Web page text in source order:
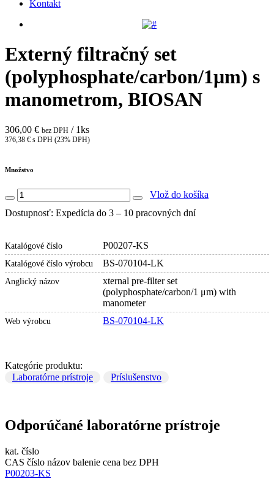
Kontakt
Externý filtračný set
(polyphosphate/carbon/1μm) s
manometrom, BIOSAN
306,00 € bez DPH / 1ks
376,38 € s DPH (23% DPH)
Množstvo
Vlož do košíka
Dostupnosť: Expedícia do 3 – 10 pracovných dní
Katalógové číslo P00207-KS
Katalógové číslo výrobcu BS-070104-LK
Anglický názov
xternal pre-filter set
(polyphosphate/carbon/1 μm) with
manometer
Web výrobcu BS-070104-LK
Kategórie produktu:
Laboratórne prístroje
Príslušenstvo
Odporúčané laboratórne prístroje
kat. číslo
CAS číslo názov balenie cena bez DPH
P00203-KS